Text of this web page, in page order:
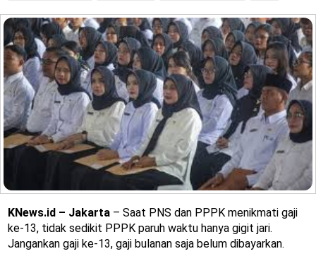
KNews.id – Jakarta – Saat PNS dan PPPK menikmati gaji
ke-13, tidak sedikit PPPK paruh waktu hanya gigit jari.
Jangankan gaji ke-13, gaji bulanan saja belum dibayarkan.